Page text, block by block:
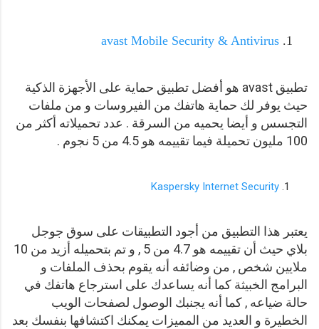
avast Mobile Security & Antivirus
تطبيق avast هو أفضل تطبيق حماية على الأجهزة الذكية
حيث يوفر لك حماية هاتفك من الفيروسات و من ملفات
التجسس و أيضا يحميه من السرقة . عدد تحميلاته أكثر من
100 مليون تحميلة فيما تقييمه هو 4.5 من 5 نجوم .
Kaspersky Internet Security
يعتبر هذا التطبيق من أجود التطبيقات على سوق جوجل
بلاي حيث أن تقييمه هو 4.7 من 5 , و تم بتحميله أزيد من 10
ملايين شخص , من وضائفه أنه يقوم بحذف الملفات و
البرامج الخبيثة كما أنه يساعدك على استرجاع هاتفك في
حالة ضياعه , كما أنه يجنبك الوصول لصفحات الويب
الخطيرة و العديد من المميزات يمكنك اكتشافها بنفسك بعد